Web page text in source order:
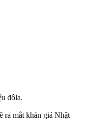
đôla.
ra mắt khán giả Nhật